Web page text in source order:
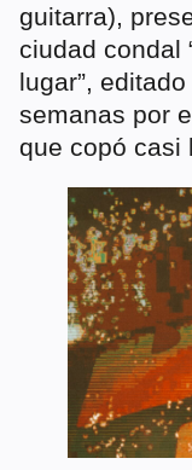
guitarra),
ciudad condal
lugar”,
semanas por
que copó casi